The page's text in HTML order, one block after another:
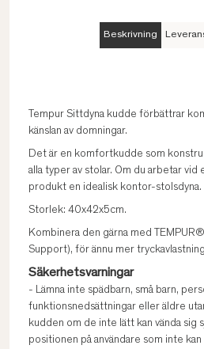
Beskrivning
Tempur Sittdyna kudde förbättrar
känslan av domningar.
Det är en komfortkudde som
alla typer av stolar. Om du arbetar
produkt en idealisk kontor-stolsdyna.
Storlek: 40x42x5cm.
Kombinera den gärna med
Support), för ännu mer
Säkerhetsvarningar
- Lämna inte spädbarn, små barn,
funktionsnedsättningar eller äldre
kudden om de inte lätt kan vända sig
positionen på användare som inte kan